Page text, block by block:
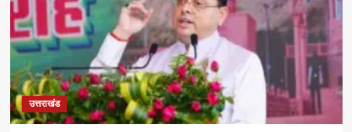
उत्तराखंड